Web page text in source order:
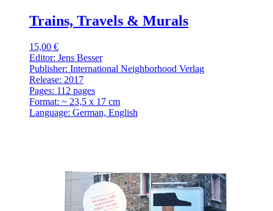
Trains, Travels & Murals
15,00 €
Editor: Jens Besser
Publisher: International Neighborhood Verlag
Release: 2017
Pages: 112 pages
Format: ~ 23,5 x 17 cm
Language: German, English